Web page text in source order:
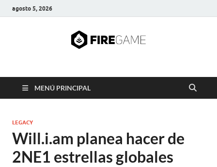
agosto 5, 2026
FIRE GAME
MENÚ PRINCIPAL
LEGACY
Will.i.am planea hacer de
2NE1 estrellas globales